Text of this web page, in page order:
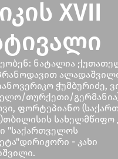
XVII
ნატალია
ჭუმბურიძე,
თურქეთი/
ფორტეპიანო
სახელმწიფო
"საქართველოს
- კახი